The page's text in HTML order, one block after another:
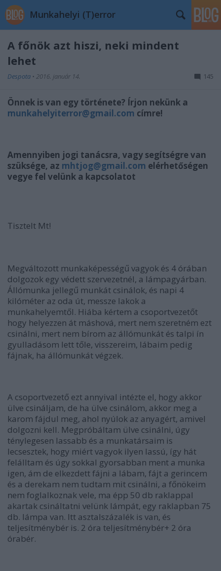
Munkahelyi (T)error
A főnök azt hiszi, neki mindent
lehet
Despota • 2016. január 14. 145
Önnek is van egy története? Írjon nekünk a
munkahelyiterror@gmail.com címre!
Amennyiben jogi tanácsra, vagy segítségre van
szüksége, az mhtjog@gmail.com elérhetőségen
vegye fel velünk a kapcsolatot
Tisztelt Mt!
Megváltozott munkaképességű vagyok és 4 órában
dolgozok egy védett szervezetnél, a lámpagyárban.
Állómunka jellegű munkát csinálok, és napi 4
kilóméter az oda út, messze lakok a
munkahelyemtől. Hiába kértem a csoportvezetőt
hogy helyezzen át máshová, mert nem szeretném ezt
csinálni, mert nem bírom az állómunkát és talpi ín
gyulladásom lett tőle, visszereim, lábaim pedig
fájnak, ha állómunkát végzek.
A csoportvezető ezt annyival intézte el, hogy akkor
ülve csináljam, de ha ülve csinálom, akkor meg a
karom fájdul meg, ahol nyúlok az anyagért, amivel
dolgozni kell. Megpróbáltam ülve csinálni, úgy
ténylegesen lassabb és a munkatársaim is
lecsesztek, hogy miért vagyok ilyen lassú, így hát
felálltam és úgy sokkal gyorsabban ment a munka
igen, ám de elkezdett fájni a lábam, fájt a gerincem
és a derekam nem tudtam mit csinálni, a főnökeim
nem foglalkoznak vele, ma épp 50 db raklappal
akartak csináltatni velünk lámpát, egy raklapban 75
db. lámpa van. Itt asztalszázalék is van, és
teljesítménybér is. 2 óra teljesítménybér+ 2 óra
órabér.